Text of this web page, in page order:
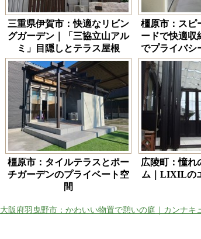
三重県伊賀市：快適なリビン
グガーデン｜「三協立山アル
ミ」目隠しとテラス屋根
橿原市：スピ
ードで快適収
でプライバ
橿原市：タイルテラスとポー
チガーデンのプライベート空
間
広陵町：憧れ
ム｜LIXILの
大阪府羽曳野市：かわいい物置で憩いの庭｜カンナキ